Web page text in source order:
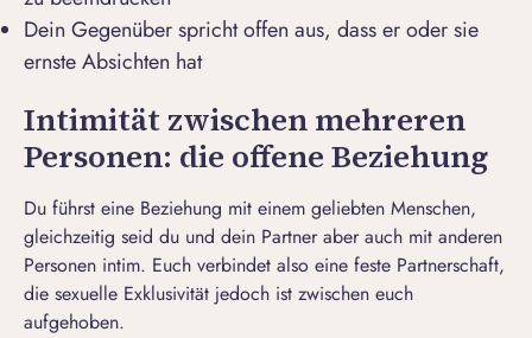
Dein Gegenüber spricht offen aus, dass er oder sie
ernste Absichten hat
Intimität zwischen mehreren
Personen: die offene Beziehung
Du führst eine Beziehung mit einem geliebten Menschen,
gleichzeitig seid du und dein Partner aber auch mit anderen
Personen intim. Euch verbindet also eine feste Partnerschaft,
die sexuelle Exklusivität jedoch ist zwischen euch
aufgehoben.